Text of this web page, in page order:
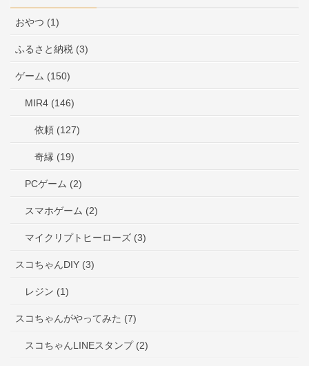
おやつ (1)
ふるさと納税 (3)
ゲーム (150)
MIR4 (146)
依頼 (127)
奇縁 (19)
PCゲーム (2)
スマホゲーム (2)
マイクリプトヒーローズ (3)
スコちゃんDIY (3)
レジン (1)
スコちゃんがやってみた (7)
スコちゃんLINEスタンプ (2)